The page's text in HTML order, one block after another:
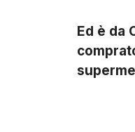
Ed è da